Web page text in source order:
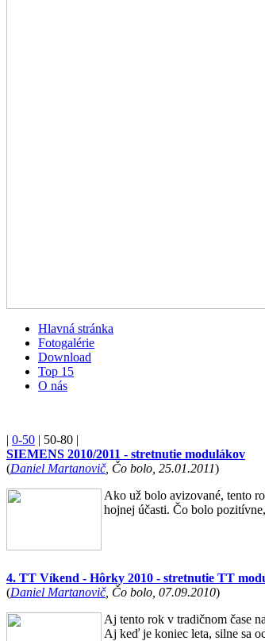
Hlavná stránka
Fotogalérie
Download
Top 15
O nás
| 0-50 | 50-80 |
SIEMENS 2010/2011 - stretnutie modulákov
(Daniel Martanovič, Čo bolo, 25.01.2011)
Ako už bolo avizované, tento
hojnej účasti. Čo bolo
4. TT Víkend - Hôrky 2010 - stretnutie TT
(Daniel Martanovič, Čo bolo, 07.09.2010)
Aj tento rok v tradičnom čase
Aj keď je koniec leta, silne sa